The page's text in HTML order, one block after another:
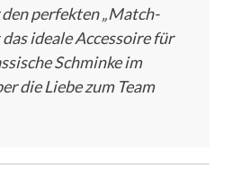
perfekten „Match-
ideale Accessoire für
Schminke im
die Liebe zum Team